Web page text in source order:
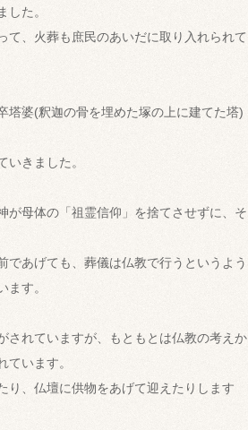
た。
て、火葬も庶民のあいだに取り入れられて
塔婆(釈迦の骨を埋めた塚の上に建てた塔)
きました。
が母体の「祖霊信仰」を捨てさせずに、そ
あげても、葬儀は仏教で行うというよう
す。
されていますが、もともとは仏教の考えか
います。
り、仏壇に供物をあげて迎えたりします